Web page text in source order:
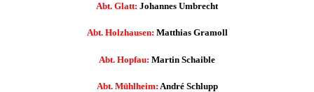
Abt. Glatt: Johannes Umbrecht
Abt. Holzhausen: Matthias Gramoll
Abt. Hopfau: Martin Schaible
Abt. Mühlheim: André Schlupp